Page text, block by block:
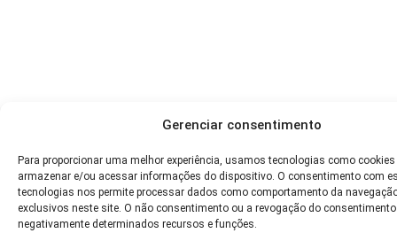
Gerenciar consentimento
Para proporcionar uma melhor experiência, usamos tecnologias como cookies
armazenar e/ou acessar informações do dispositivo. O consentimento com
tecnologias nos permite processar dados como comportamento da
exclusivos neste site. O não consentimento ou a revogação do
negativamente determinados recursos e funções.